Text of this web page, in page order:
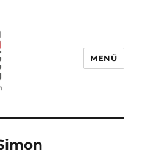
MENÜ